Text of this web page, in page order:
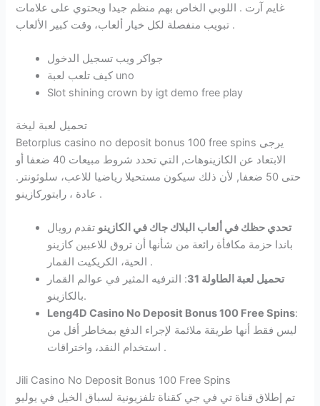
غايم آرت . اللوبي الخاص بهم منظم جيدا ويحتوي على علامات
تبويب منفصلة لكل خيار ألعاب، وقت كبير الألعاب .
جواكر ويب تسجيل الدخول
كيف تلعب لعبة uno
Slot shining crown by igt demo free play
تحميل لعبة ليخة
Betorplus casino no deposit bonus 100 free spins يرجى
الابتعاد عن الكازينوهات, التي تحدد شروط مبيعات 40 ضعفا أو
حتى 50 ضعفا, لأن ذلك سيكون مستحيلا رياضيا للاعب، سلوثونتر.
عادة ، رابتوركازينو .
تحدي حظك في ألعاب البلاك جاك في الكازينو تقدم رويال
باندا حزمة مكافأة رائعة من شأنها أن تروق للاعبين كازينو
الحية، الكريكيت القمار .
تحميل لعبة الطاولة 31
: الترفيه المثير في عوالم القمار
بالكازينو.
Leng4D Casino No Deposit Bonus 100 Free Spins:
ليس فقط أنها طريقة ملائمة لإجراء الدفع بمخاطر أقل من
استخدام النقد، واختراقات .
Jili Casino No Deposit Bonus 100 Free Spins
تم إطلاق قناة تي في جي كقناة تلفزيونية لسباق الخيل في يوليو